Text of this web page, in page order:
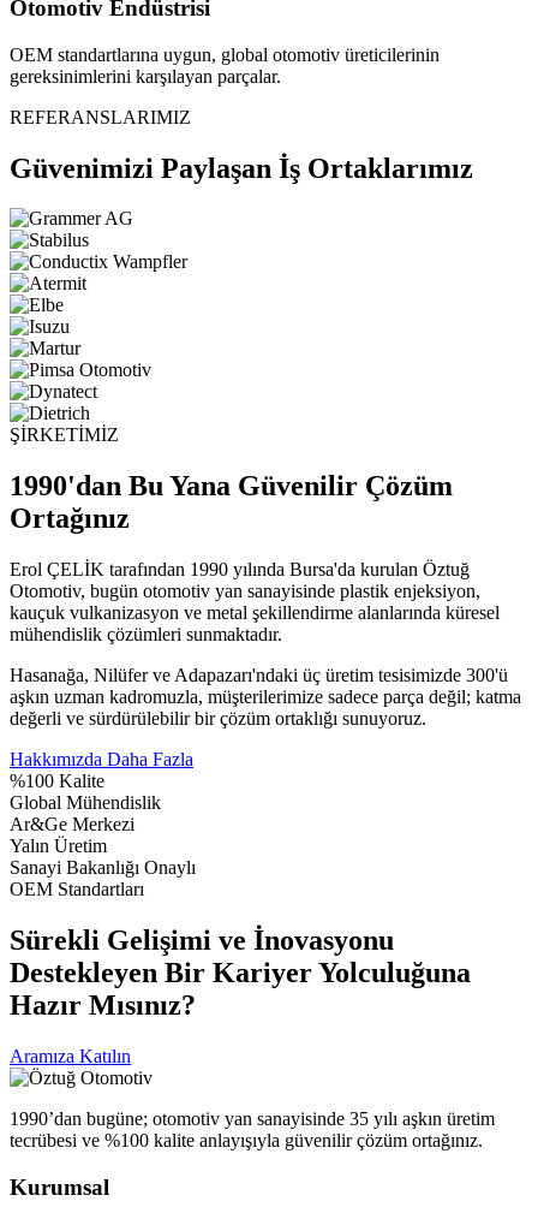
Otomotiv Endüstrisi
OEM standartlarına uygun, global otomotiv üreticilerinin
gereksinimlerini karşılayan parçalar.
REFERANSLARIMIZ
Güvenimizi Paylaşan İş Ortaklarımız
ŞİRKETİMİZ
1990'dan Bu Yana Güvenilir Çözüm
Ortağınız
Erol ÇELİK tarafından 1990 yılında Bursa'da kurulan Öztuğ
Otomotiv, bugün otomotiv yan sanayisinde plastik enjeksiyon,
kauçuk vulkanizasyon ve metal şekillendirme alanlarında küresel
mühendislik çözümleri sunmaktadır.
Hasanağa, Nilüfer ve Adapazarı'ndaki üç üretim tesisimizde 300'ü
aşkın uzman kadromuzla, müşterilerimize sadece parça değil; katma
değerli ve sürdürülebilir bir çözüm ortaklığı sunuyoruz.
Hakkımızda Daha Fazla
%100 Kalite
Global Mühendislik
Ar&Ge Merkezi
Yalın Üretim
Sanayi Bakanlığı Onaylı
OEM Standartları
Sürekli Gelişimi ve İnovasyonu
Destekleyen Bir Kariyer Yolculuğuna
Hazır Mısınız?
Aramıza Katılın
1990’dan bugüne; otomotiv yan sanayisinde 35 yılı aşkın üretim
tecrübesi ve %100 kalite anlayışıyla güvenilir çözüm ortağınız.
Kurumsal